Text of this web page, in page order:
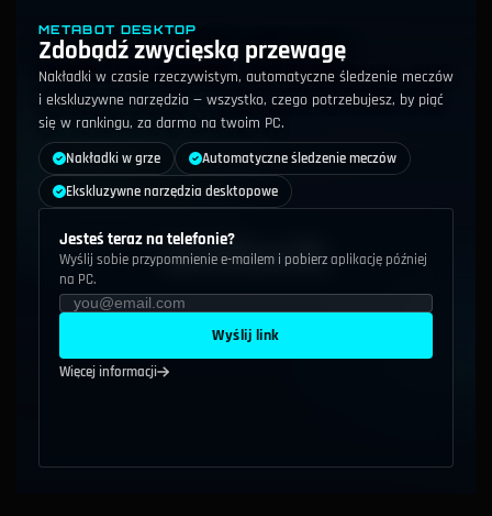
METABOT DESKTOP
Zdobądź zwycięską przewagę
Nakładki w czasie rzeczywistym, automatyczne śledzenie meczów
i ekskluzywne narzędzia — wszystko, czego potrzebujesz, by piąć
się w rankingu, za darmo na twoim PC.
Nakładki w grze
Automatyczne śledzenie meczów
Ekskluzywne narzędzia desktopowe
Jesteś teraz na telefonie?
Wyślij sobie przypomnienie e-mailem i pobierz aplikację później
na PC.
Wyślij link
Więcej informacji